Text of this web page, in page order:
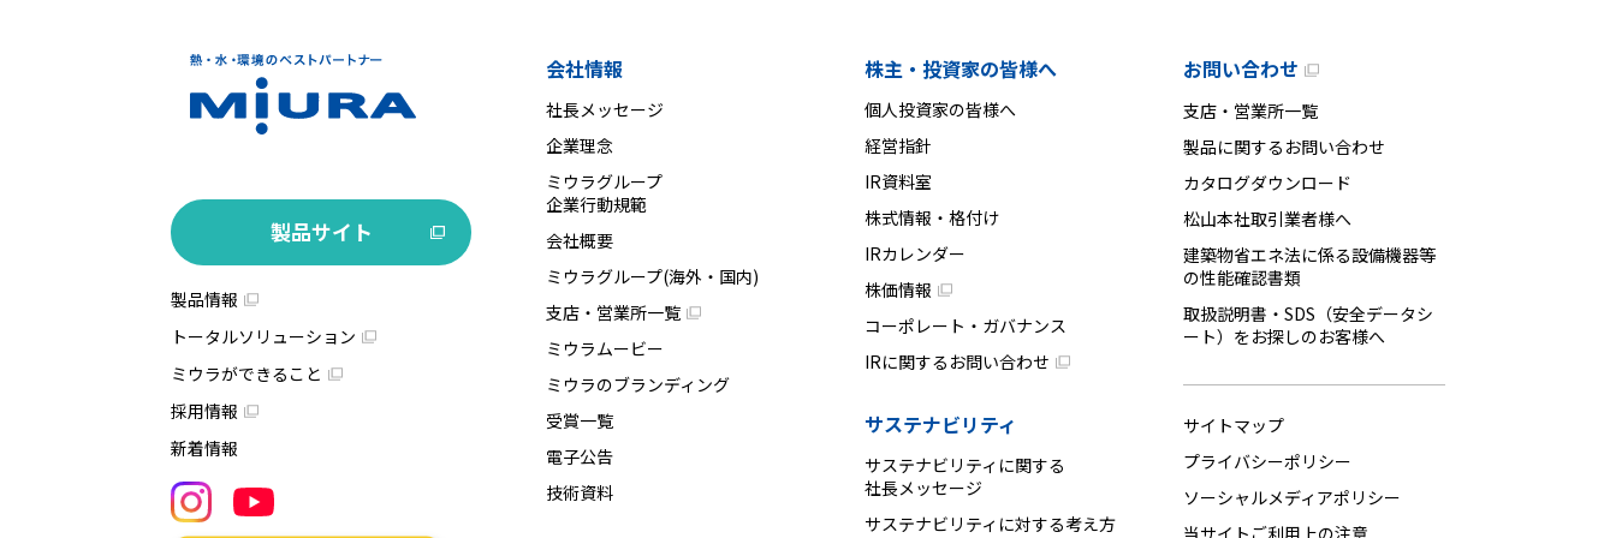
製品サイト
製品情報
トータルソリューション
ミウラができること
採用情報
新着情報
会社情報
社長メッセージ
企業理念
ミウラグループ
企業行動規範
会社概要
ミウラグループ(海外・国内)
支店・営業所一覧
ミウラムービー
ミウラのブランディング
受賞一覧
電子公告
技術資料
株主・投資家の皆様へ
個人投資家の皆様へ
経営指針
IR資料室
株式情報・格付け
IRカレンダー
株価情報
コーポレート・ガバナンス
IRに関するお問い合わせ
サステナビリティ
サステナビリティに関する
社長メッセージ
サステナビリティに対する考え方
お問い合わせ
支店・営業所一覧
製品に関するお問い合わせ
カタログダウンロード
松山本社取引業者様へ
建築物省エネ法に係る設備機器等
の性能確認書類
取扱説明書・SDS（安全データシ
ート）をお探しのお客様へ
サイトマップ
プライバシーポリシー
ソーシャルメディアポリシー
当サイトご利用上の注意